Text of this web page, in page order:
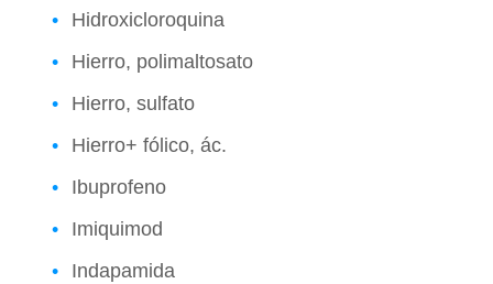
Hidroxicloroquina
Hierro, polimaltosato
Hierro, sulfato
Hierro+ fólico, ác.
Ibuprofeno
Imiquimod
Indapamida